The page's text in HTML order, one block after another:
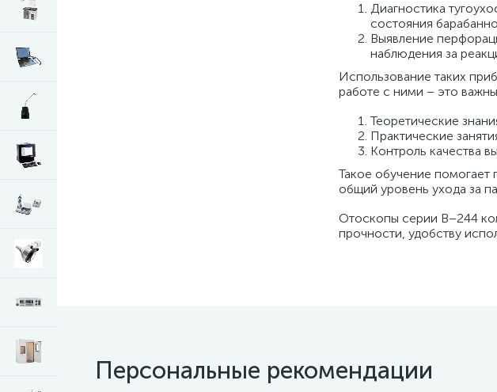
Диагностика
состояния
Выявление
наблюдения за
Использование таких
работе с ними – это
Теоретические
Практические
Контроль качества
Такое обучение помогает
общий уровень ухода за
Отоскопы серии B–244
прочности, удобству
Персональные рекомендации